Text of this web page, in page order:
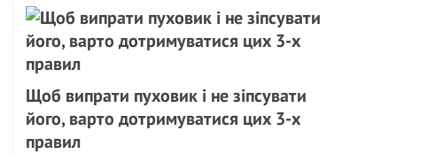
Щоб випрати пуховик і не зіпсувати
його, варто дотримуватися цих 3-х
правил